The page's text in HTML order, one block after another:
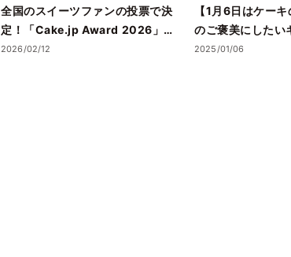
全国のスイーツファンの投票で決
定！「Cake.jp Award 2026」受
賞店舗を発表― 心の温度が上がる
2026/02/12
【1月6日はケー
のご褒美にしたい
ツ・ケーキ”5選を
2025/01/06